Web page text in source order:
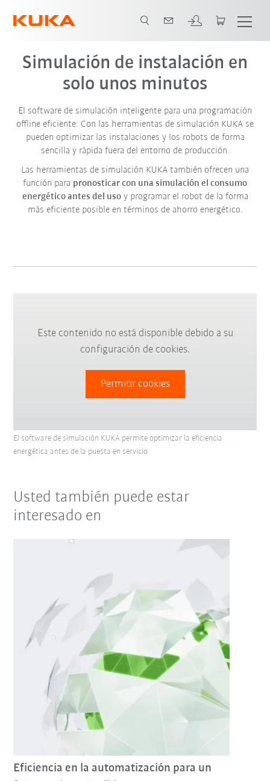
Simulación de instalación en
solo unos minutos
El software de simulación inteligente para una programación
offline eficiente: Con las herramientas de simulación KUKA se
pueden optimizar las instalaciones y los robots de forma
sencilla y rápida fuera del entorno de producción.
Las herramientas de simulación KUKA también ofrecen una
función para pronosticar con una simulación el consumo
energético antes del usoy programar el robot de la forma
más eficiente posible en términos de ahorro energético.
Este contenido no está disponible debido a su
configuración de cookies.
Permitir cookies
El software de simulación KUKA permite optimizar la eficiencia
energética antes de la puesta en servicio
Usted también puede estar
interesado en
Eficiencia en la automatización para un